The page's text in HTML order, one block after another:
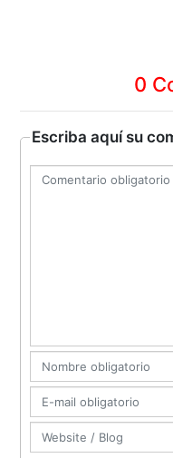
0
Escriba aquí su